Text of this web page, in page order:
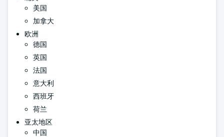
美国
加拿大
欧洲
德国
英国
法国
意大利
西班牙
荷兰
亚太地区
中国